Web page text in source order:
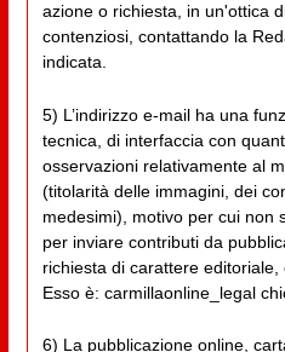
azione o richiesta, in un'ottica
contenziosi, contattando la
indicata.
5) L’indirizzo e-mail ha una
tecnica, di interfaccia con
osservazioni relativamente al
(titolarità delle immagini, dei
medesimi), motivo per cui non
per inviare contributi da
richiesta di carattere editoriale,
Esso è: carmillaonline_legal
6) La pubblicazione online,